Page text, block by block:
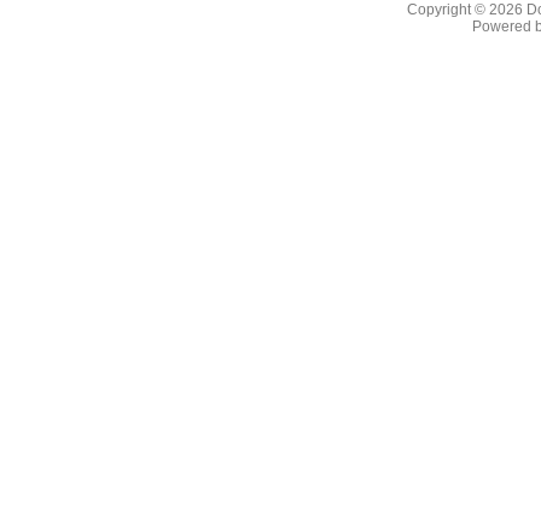
Copyright © 2026
Powered